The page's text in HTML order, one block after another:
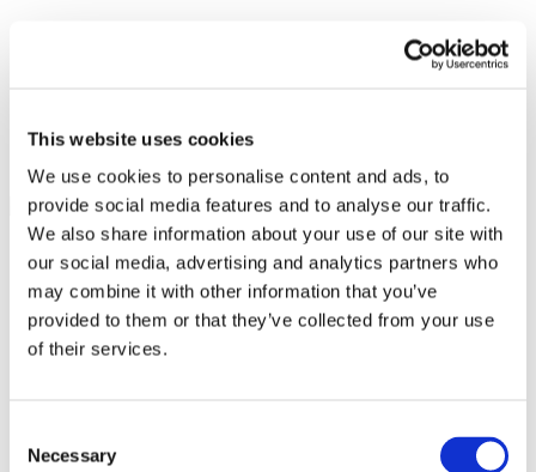
This website uses cookies
We use cookies to personalise content and ads, to
provide social media features and to analyse our traffic.
We also share information about your use of our site with
our social media, advertising and analytics partners who
may combine it with other information that you’ve
provided to them or that they’ve collected from your use
of their services.
Selection
Necessary